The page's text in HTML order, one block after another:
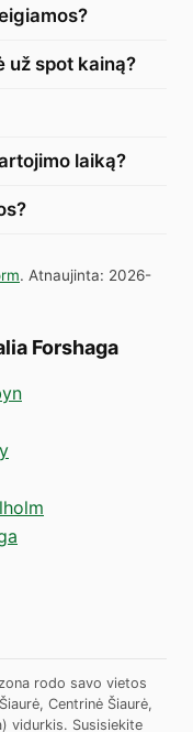
už spot kainą?
laiką?
. Atnaujinta: 2026-
Forshaga
rodo savo vietos
Centrinė Šiaurė,
vidurkis. Susisiekite